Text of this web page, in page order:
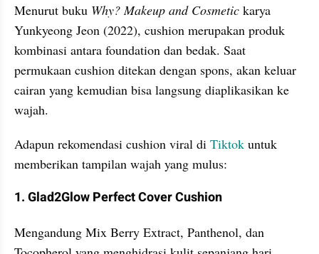
Menurut buku Why? Makeup and Cosmetic karya
Yunkyeong Jeon (2022), cushion merupakan produk
kombinasi antara foundation dan bedak. Saat
permukaan cushion ditekan dengan spons, akan keluar
cairan yang kemudian bisa langsung diaplikasikan ke
wajah.
Adapun rekomendasi cushion viral di Tiktok untuk
memberikan tampilan wajah yang mulus:
1. Glad2Glow Perfect Cover Cushion
Mengandung Mix Berry Extract, Panthenol, dan